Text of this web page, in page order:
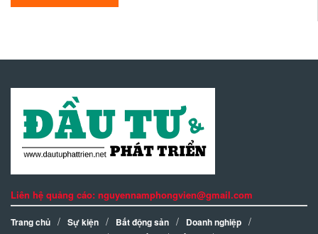
Liên hệ quảng cáo: nguyennamphongvien@gmail.com
Trang chủ Sự kiện Bất động sản
Doanh nghiệp